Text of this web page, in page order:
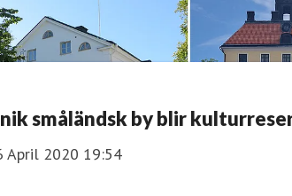
småländsk by blir
April 2020 19:54